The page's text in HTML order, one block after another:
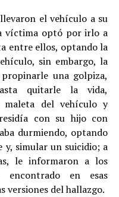
el vehículo a su
víctima optó por irlo a
entre ellos, optando la
sin embargo, la
una golpiza,
quitarle la vida,
maleta del vehículo y
con su hijo con
durmiendo, optando
y, simular un suicidio; a
le informaron a los
en esas
versiones del hallazgo.